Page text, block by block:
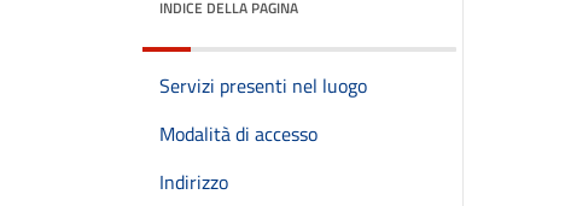
INDICE DELLA PAGINA
Servizi presenti nel luogo
Modalità di accesso
Indirizzo